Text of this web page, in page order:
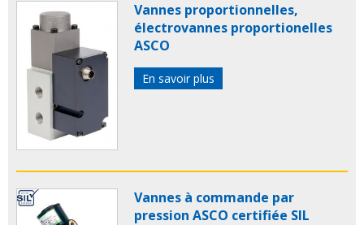
en acier inoxydable
Vanne 3 voies Vanne haute
pression Vanne à brideVanne motorisée Vanne à
guillotineVanne à opercule
d'arrêt
Vanne de contrôle de débit
Vannes proportionnelles,
électrovannes proportionelles
ASCO
En savoir plus
Vannes à commande par
pression ASCO certifiée SIL